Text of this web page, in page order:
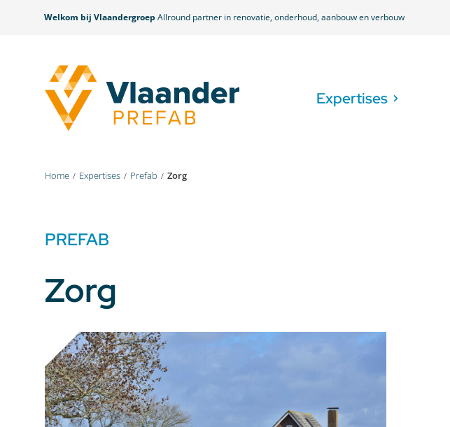
Welkom bij Vlaandergroep Allround partner in renovatie, onderhoud, aanbouw en verbouw
Expertises
Home Expertises Prefab Zorg
PREFAB
Zorg